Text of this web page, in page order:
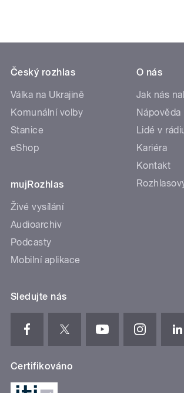
Český rozhlas
Válka na Ukrajině
Komunální volby
Stanice
eShop
mujRozhlas
Živé vysílání
Audioarchiv
Podcasty
Mobilní aplikace
O nás
Jak nás
Nápověda
Lidé v
Kariéra
Kontakt
Sledujte nás
Certifikováno